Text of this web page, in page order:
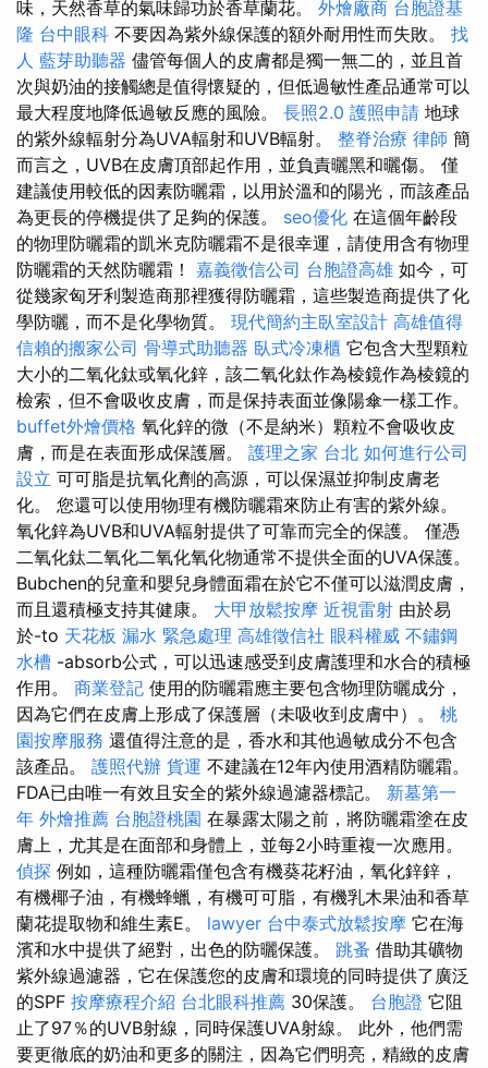
味，天然香草的氣味歸功於香草蘭花。 外燴廠商 台胞證基
隆 台中眼科 不要因為紫外線保護的額外耐用性而失敗。 找
人 藍芽助聽器 儘管每個人的皮膚都是獨一無二的，並且首
次與奶油的接觸總是值得懷疑的，但低過敏性產品通常可以
最大程度地降低過敏反應的風險。 長照2.0 護照申請 地球
的紫外線輻射分為UVA輻射和UVB輻射。 整脊治療 律師 簡
而言之，UVB在皮膚頂部起作用，並負責曬黑和曬傷。 僅
建議使用較低的因素防曬霜，以用於溫和的陽光，而該產品
為更長的停機提供了足夠的保護。 seo優化 在這個年齡段
的物理防曬霜的凱米克防曬霜不是很幸運，請使用含有物理
防曬霜的天然防曬霜！ 嘉義徵信公司 台胞證高雄 如今，可
從幾家匈牙利製造商那裡獲得防曬霜，這些製造商提供了化
學防曬，而不是化學物質。 現代簡約主臥室設計 高雄值得
信賴的搬家公司 骨導式助聽器 臥式冷凍櫃 它包含大型顆粒
大小的二氧化鈦或氧化鋅，該二氧化鈦作為棱鏡作為棱鏡的
檢索，但不會吸收皮膚，而是保持表面並像陽傘一樣工作。
buffet外燴價格 氧化鋅的微（不是納米）顆粒不會吸收皮
膚，而是在表面形成保護層。 護理之家 台北 如何進行公司
設立 可可脂是抗氧化劑的高源，可以保濕並抑制皮膚老
化。 您還可以使用物理有機防曬霜來防止有害的紫外線。
氧化鋅為UVB和UVA輻射提供了可靠而完全的保護。 僅憑
二氧化鈦二氧化二氧化氧化物通常不提供全面的UVA保護。
Bubchen的兒童和嬰兒身體面霜在於它不僅可以滋潤皮膚，
而且還積極支持其健康。 大甲放鬆按摩 近視雷射 由於易
於-to 天花板 漏水 緊急處理 高雄徵信社 眼科權威 不鏽鋼
水槽 -absorb公式，可以迅速感受到皮膚護理和水合的積極
作用。 商業登記 使用的防曬霜應主要包含物理防曬成分，
因為它們在皮膚上形成了保護層（未吸收到皮膚中）。 桃
園按摩服務 還值得注意的是，香水和其他過敏成分不包含
該產品。 護照代辦 貨運 不建議在12年內使用酒精防曬霜。
FDA已由唯一有效且安全的紫外線過濾器標記。 新墓第一
年 外燴推薦 台胞證桃園 在暴露太陽之前，將防曬霜塗在皮
膚上，尤其是在面部和身體上，並每2小時重複一次應用。
偵探 例如，這種防曬霜僅包含有機葵花籽油，氧化鋅鋅，
有機椰子油，有機蜂蠟，有機可可脂，有機乳木果油和香草
蘭花提取物和維生素E。 lawyer 台中泰式放鬆按摩 它在海
濱和水中提供了絕對，出色的防曬保護。 跳蚤 借助其礦物
紫外線過濾器，它在保護您的皮膚和環境的同時提供了廣泛
的SPF 按摩療程介紹 台北眼科推薦 30保護。 台胞證 它阻
止了97％的UVB射線，同時保護UVA射線。 此外，他們需
要更徹底的奶油和更多的關注，因為它們明亮，精緻的皮膚